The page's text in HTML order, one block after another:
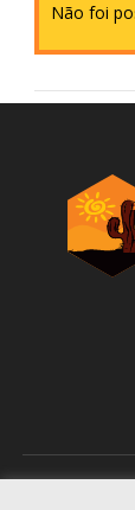
Não foi